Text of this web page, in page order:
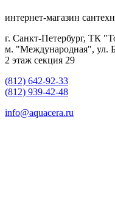
интернет-магазин
г. Санкт-Петербург, ТК
м. "Международная", ул.
2 этаж секция 29
(812) 642-92-33
(812) 939-42-48
info@aquacera.ru